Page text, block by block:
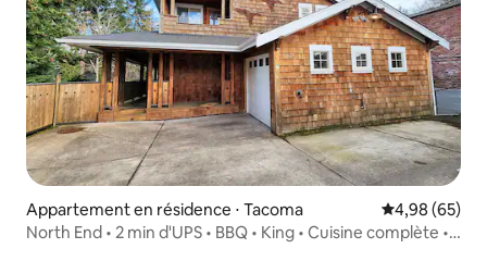
Appartement en résidence ⋅ Tacoma Évaluation
4,98 (65)
North End • 2 min d'UPS • BBQ • King • Cuisine complète • 3